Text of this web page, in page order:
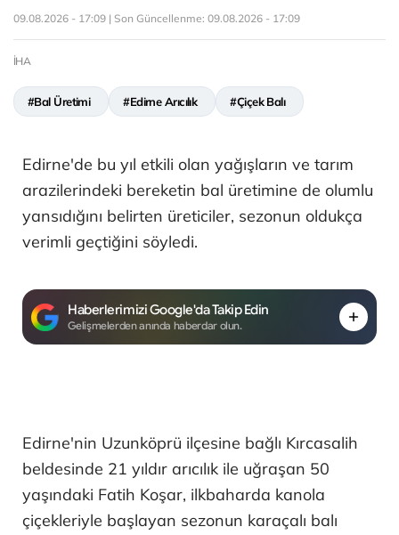
09.08.2026 - 17:09 | Son Güncellenme: 09.08.2026 - 17:09
İHA
#Bal Üretimi #Edirne Arıcılık #Çiçek Balı
Edirne'de bu yıl etkili olan yağışların ve tarım
arazilerindeki bereketin bal üretimine de olumlu
yansıdığını belirten üreticiler, sezonun oldukça
verimli geçtiğini söyledi.
Haberlerimizi Google'da Takip Edin
Gelişmelerden anında haberdar olun.
Edirne'nin Uzunköprü ilçesine bağlı Kırcasalih
beldesinde 21 yıldır arıcılık ile uğraşan 50
yaşındaki Fatih Koşar, ilkbaharda kanola
çiçekleriyle başlayan sezonun karaçalı balı